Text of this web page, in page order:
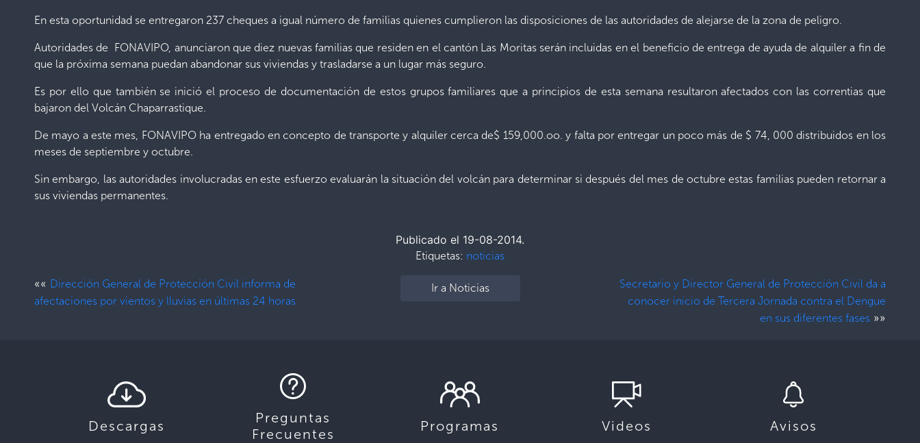
En esta oportunidad se entregaron 237 cheques a igual número de familias quienes cumplieron las disposiciones de las autoridades de alejarse de la zona de peligro.
Autoridades de FONAVIPO, anunciaron que diez nuevas familias que residen en el cantón Las Moritas serán incluidas en el beneficio de entrega de ayuda de alquiler a fin de
que la próxima semana puedan abandonar sus viviendas y trasladarse a un lugar más seguro.
Es por ello que también se inició el proceso de documentación de estos grupos familiares que a principios de esta semana resultaron afectados con las correntias que
bajaron del Volcán Chaparrastique.
De mayo a este mes, FONAVIPO ha entregado en concepto de transporte y alquiler cerca de$ 159,000.oo. y falta por entregar un poco más de $ 74, 000 distribuidos en los
meses de septiembre y octubre.
Sin embargo, las autoridades involucradas en este esfuerzo evaluarán la situación del volcán para determinar si después del mes de octubre estas familias pueden retornar a
sus viviendas permanentes.
Publicado el 19-08-2014.
Etiquetas: noticias
«« Dirección General de Protección Civil informa de
afectaciones por vientos y lluvias en últimas 24 horas
Ir a Noticias
Secretario y Director General de Protección Civil da a
conocer inicio de Tercera Jornada contra el Dengue
en sus diferentes fases »»
Descargas
Preguntas
Frecuentes
Programas Videos Avisos